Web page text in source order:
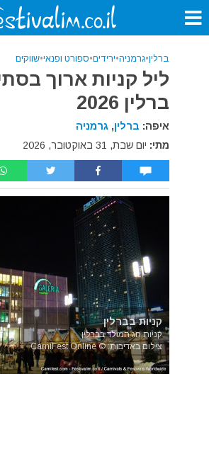
ברלין•גרמניה•ירידים•ספורט ופנאי•שווקים
ליל קניות ארוך
ברלין 2026
איפה: ברלין, גרמניה
מתי: יום שבת, 31 באוקטובר, 2026
קניות בברלין
קניות חג המולד בברלין
צילום באדיבות: © CarniFest Online